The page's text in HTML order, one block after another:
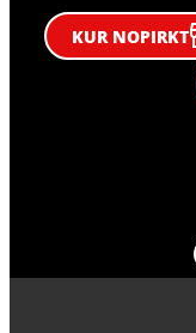
KUR NOPIRKT